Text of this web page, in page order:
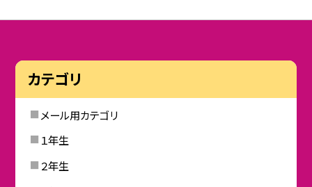
カテゴリ
メール用カテゴリ
１年生
２年生